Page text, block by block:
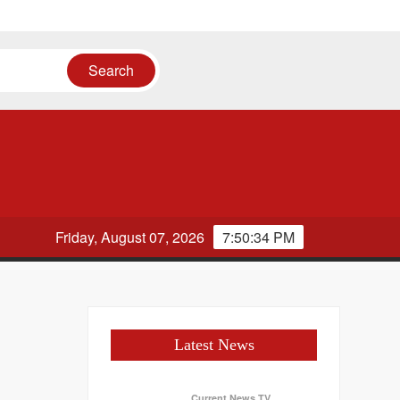
7:50:34 PM
Friday, August 07, 2026
Latest News